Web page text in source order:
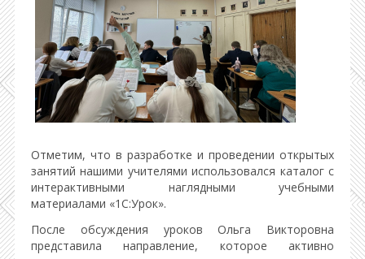
Отметим, что в разработке и проведении открытых
занятий нашими учителями использовался каталог с
интерактивными наглядными учебными
материалами «1С:Урок».
После обсуждения уроков Ольга Викторовна
представила направление, которое активно